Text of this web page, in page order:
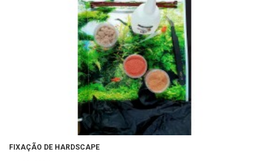
FIXAÇÃO DE HARDSCAPE